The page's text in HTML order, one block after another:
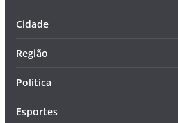
Cidade
Região
Política
Esportes